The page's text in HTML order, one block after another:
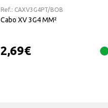
Ref.: CAXV3G4PT/BOB
Cabo XV 3G4 MM²
2,69€